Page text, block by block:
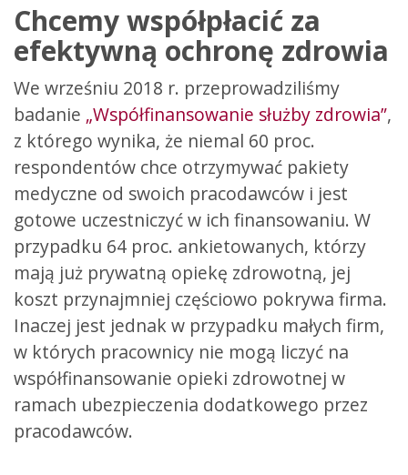
Chcemy współpłacić za
efektywną ochronę zdrowia
We wrześniu 2018 r. przeprowadziliśmy
badanie „Współfinansowanie służby zdrowia”,
z którego wynika, że niemal 60 proc.
respondentów chce otrzymywać pakiety
medyczne od swoich pracodawców i jest
gotowe uczestniczyć w ich finansowaniu. W
przypadku 64 proc. ankietowanych, którzy
mają już prywatną opiekę zdrowotną, jej
koszt przynajmniej częściowo pokrywa firma.
Inaczej jest jednak w przypadku małych firm,
w których pracownicy nie mogą liczyć na
współfinansowanie opieki zdrowotnej w
ramach ubezpieczenia dodatkowego przez
pracodawców.